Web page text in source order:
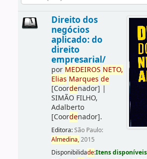
Direito dos
negócios
aplicado: do
direito
empresarial/
por MEDEIROS NETO,
Elias Marques de
[Coordenador] |
SIMÃO FILHO,
Adalberto
[Coordenador].
Editora:São Paulo:
Almedina,2015
Disponibilidade:Itens